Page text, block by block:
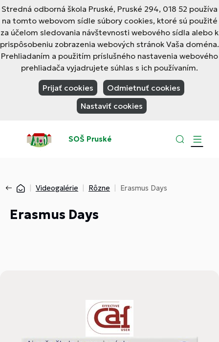
Stredná odborná škola Pruské, Pruské 294, 018 52 používa
na tomto webovom sídle súbory cookies, ktoré sú použité
za účelom sledovania návštevnosti webového sídla alebo k
prispôsobeniu zobrazenia webových stránok Vaša doména.
Prehliadaním a použitím príslušného nastavenia webového
prehliadača vyjadrujete súhlas s ich používaním.
Prijať cookies
Odmietnuť cookies
Nastaviť cookies
SOŠ Pruské
Videogalérie Rôzne Erasmus Days
Erasmus Days